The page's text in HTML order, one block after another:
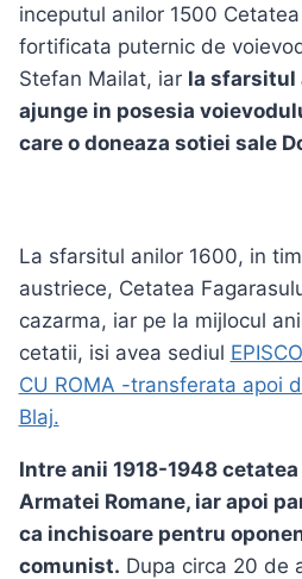
inceputul anilor 1500
fortificata puternic de
Stefan Mailat, iar la sfarsitul
ajunge in posesia
care o doneaza sotiei sale
La sfarsitul anilor 1600, in
austriece, Cetatea
cazarma, iar pe la mijlocul
cetatii, isi avea sediul
CU ROMA -transferata apoi
Blaj.
Intre anii 1918-1948
Armatei Romane, iar apoi
ca inchisoare pentru
comunist. Dupa circa 20 de